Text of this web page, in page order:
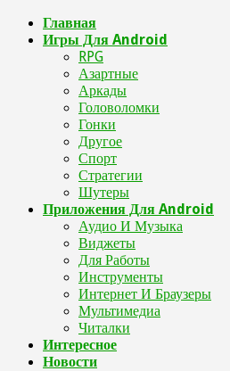
Главная
Игры Для Android
RPG
Азартные
Аркады
Головоломки
Гонки
Другое
Спорт
Стратегии
Шутеры
Приложения Для Android
Аудио И Музыка
Виджеты
Для Работы
Инструменты
Интернет И Браузеры
Мультимедиа
Читалки
Интересное
Новости